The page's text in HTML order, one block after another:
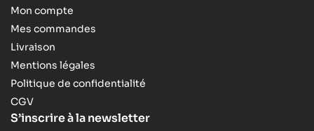
Mon compte
Mes commandes
Livraison
Mentions légales
Politique de confidentialité
CGV
S’inscrire à la newsletter